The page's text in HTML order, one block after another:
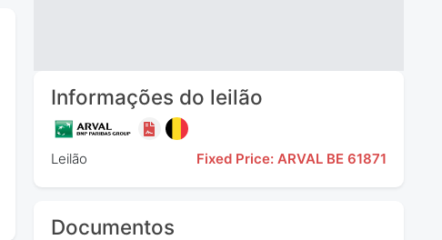
Informações do leilão
Leilão Fixed Price: ARVAL BE 61871
Documentos